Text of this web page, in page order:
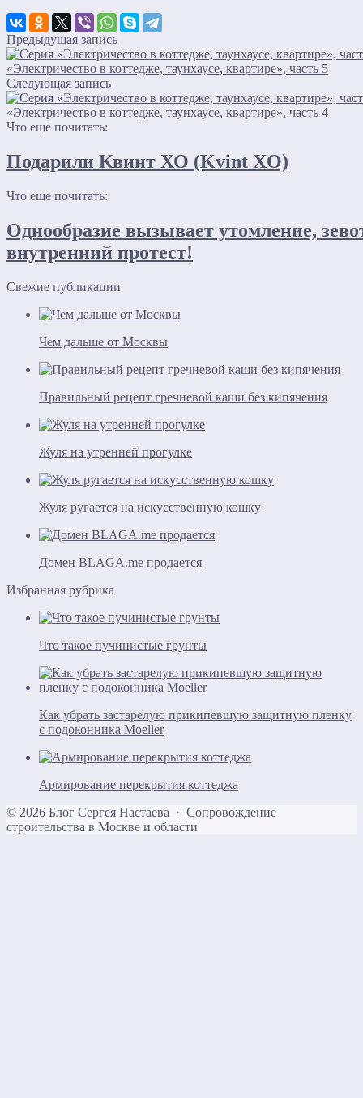
Предыдущая запись
«Электричество в коттедже, таунхаусе, квартире», часть 5
Следующая запись
«Электричество в коттедже, таунхаусе, квартире», часть 4
Что еще почитать:
Подарили Квинт ХО (Kvint XO)
Что еще почитать:
Однообразие вызывает утомление,
внутренний протест!
Свежие публикации
Чем дальше от Москвы
Правильный рецепт гречневой каши без кипячения
Жуля на утренней прогулке
Жуля ругается на искусственную кошку
Домен BLAGA.me продается
Избранная рубрика
Что такое пучинистые грунты
Как убрать застарелую прикипевшую защитную пленку
с подоконника Moeller
Армирование перекрытия коттеджа
© 2026 Блог Сергея Настаева · Сопровождение
строительства в Москве и области